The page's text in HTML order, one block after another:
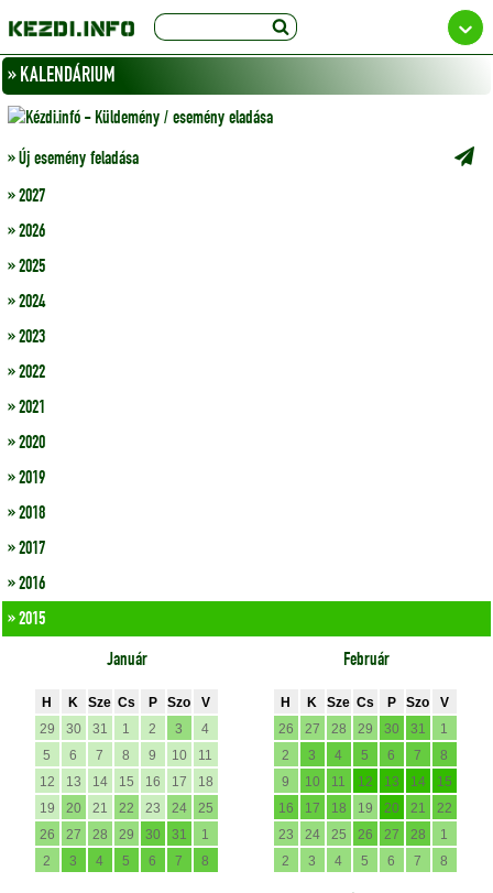
» KALENDÁRIUM
» Új esemény feladása
» 2027
» 2026
» 2025
» 2024
» 2023
» 2022
» 2021
» 2020
» 2019
» 2018
» 2017
» 2016
» 2015
Január
H K Sze Cs P Szo
V
29
30 31 1 2 3
4
5
6 7 8 9 10
11
12
13 14 15 16 17
18
19
20 21 22 23 24
25
26
27 28 29 30 31
1
2
3 4 5 6 7 8
Február
H K Sze Cs P Szo
V
26
27 28 29 30 31
1
2
3 4 5 6 7
8
9
10 11 12 13 14
15
16
17 18 19 20 21
22
23
24 25 26 27 28
1
2
3 4 5 6 7 8